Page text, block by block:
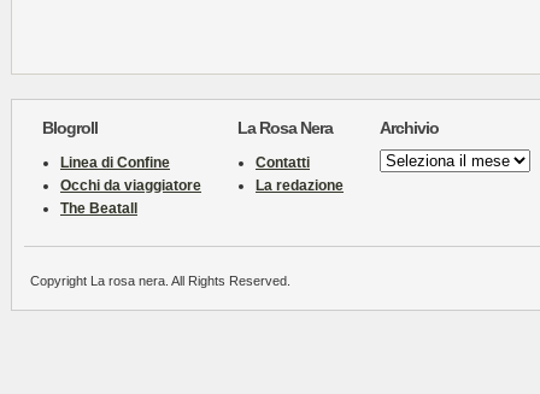
Blogroll
Linea di Confine
Occhi da viaggiatore
The Beatall
La Rosa Nera
Contatti
La redazione
Archivio
Archivio
Copyright La rosa nera. All Rights Reserved.